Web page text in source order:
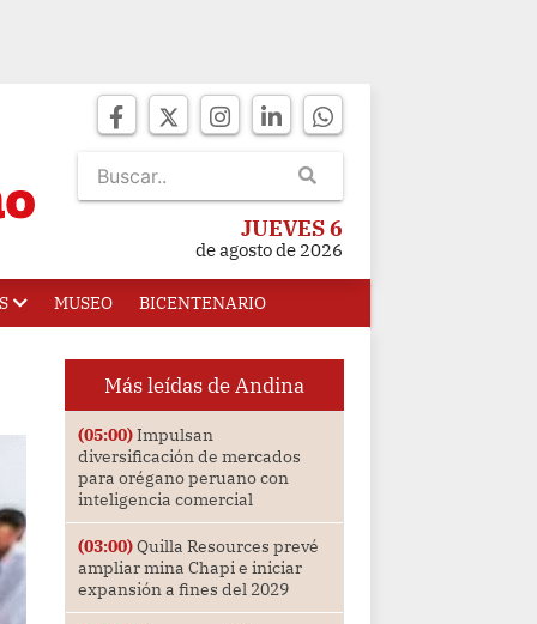
JUEVES 6
de agosto de 2026
MUSEO BICENTENARIO
Más leídas de Andina
(05:00)Impulsan
diversificación de mercados
para orégano peruano con
inteligencia comercial
(03:00)Quilla Resources prevé
ampliar mina Chapi e iniciar
expansión a fines del 2029